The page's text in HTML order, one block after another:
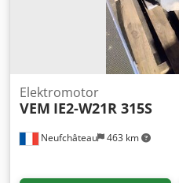
Neufchâteau 463 km
Elektromotor
VEM IE2-W21R 315S